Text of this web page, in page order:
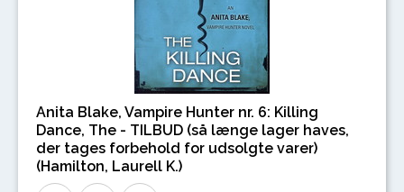
Anita Blake, Vampire Hunter nr. 6: Killing
Dance, The - TILBUD (så længe lager haves,
der tages forbehold for udsolgte varer)
(Hamilton, Laurell K.)